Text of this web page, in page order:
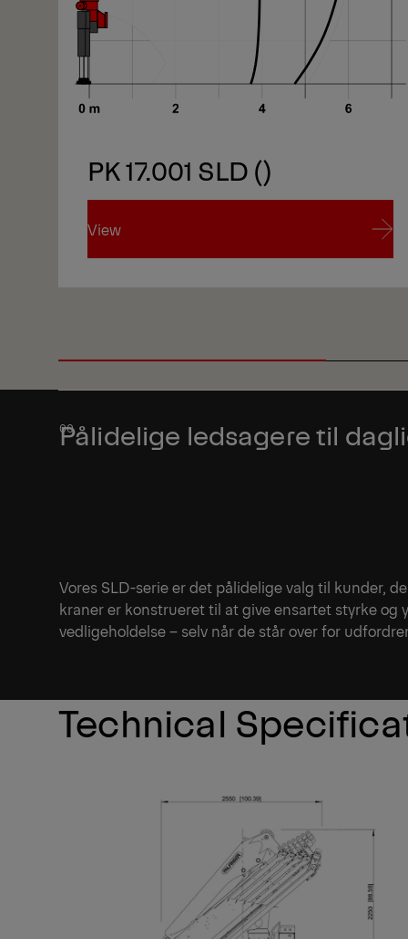
PK 17.001 SLD ()
View
Pålidelige ledsagere til
Vores SLD-serie er det pålidelige valg til kunder,
kraner er konstrueret til at give ensartet styrke
vedligeholdelse – selv når de står over for
Technical